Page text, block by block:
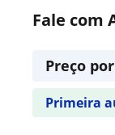
Fale com
Preço
Primeira